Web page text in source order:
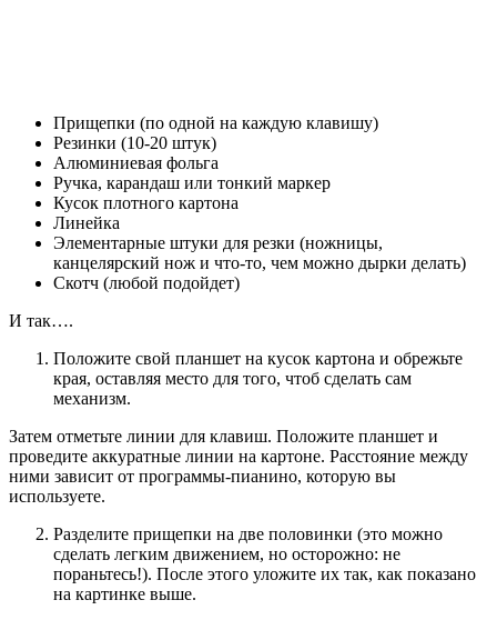
Прищепки (по одной на каждую клавишу)
Резинки (10-20 штук)
Алюминиевая фольга
Ручка, карандаш или тонкий маркер
Кусок плотного картона
Линейка
Элементарные штуки для резки (ножницы,
канцелярский нож и что-то, чем можно дырки делать)
Скотч (любой подойдет)
И так….
Положите свой планшет на кусок картона и обрежьте
края, оставляя место для того, чтоб сделать сам
механизм.
Затем отметьте линии для клавиш. Положите планшет и
проведите аккуратные линии на картоне. Расстояние между
ними зависит от программы-пианино, которую вы
используете.
Разделите прищепки на две половинки (это можно
сделать легким движением, но осторожно: не
пораньтесь!). После этого уложите их так, как показано
на картинке выше.